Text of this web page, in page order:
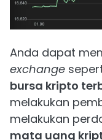
Anda dapat
exchange
bursa kripto
melakukan
melakukan
mata uang